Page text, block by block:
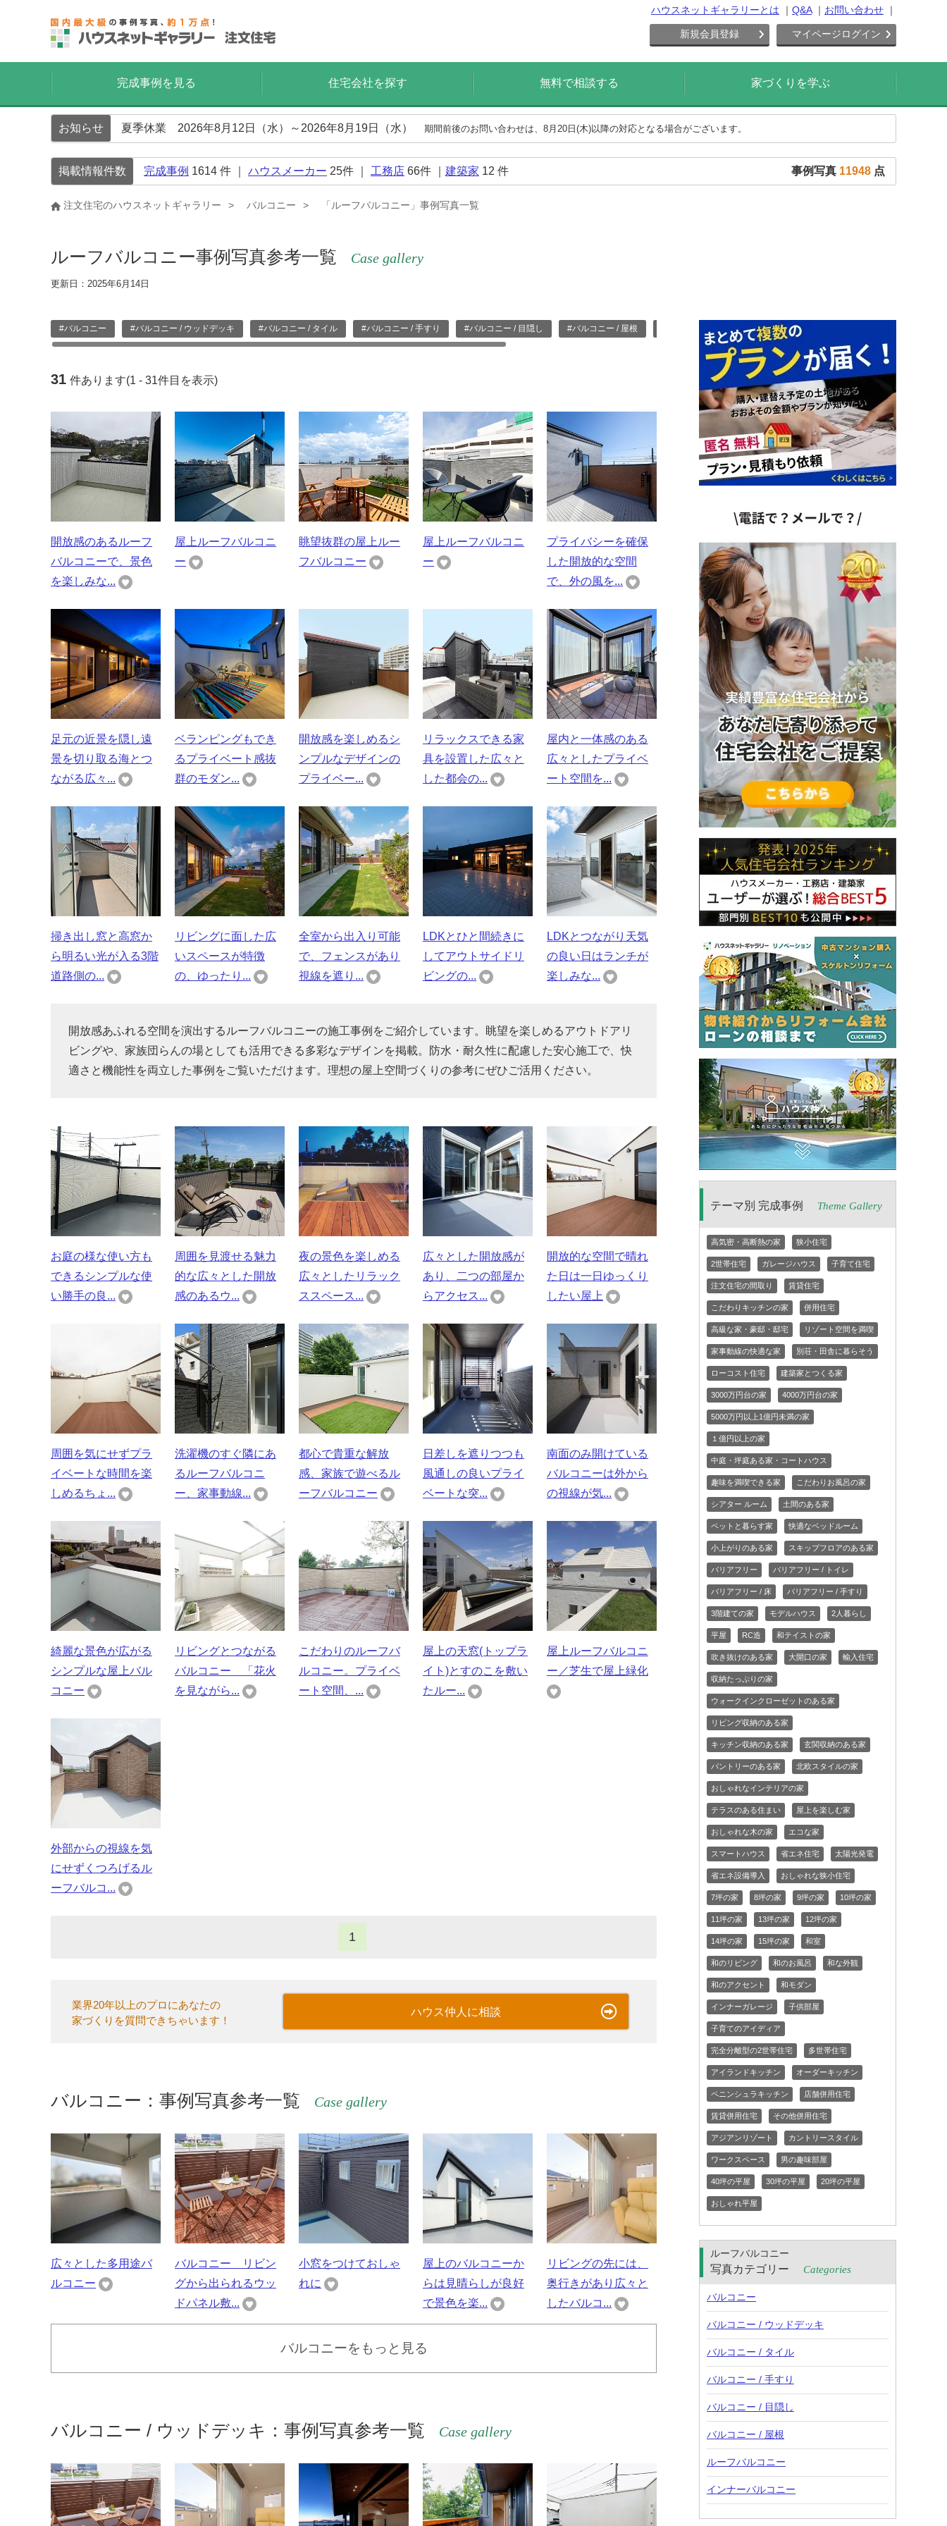
ハウスネットギャラリーとは Q&A お問い合わせ
新規会員登録 マイページログイン
完成事例を見る 住宅会社を探す 無料で相談する 家づくりを学ぶ
お知らせ 夏季休業 2026年8月12日（水）～2026年8月19日（水） 期間前後のお問い合わせは、8月20日(木)以降の対応となる場合がございます。
掲載情報件数 完成事例 1614 件 ｜ ハウスメーカー 25件 ｜ 工務店 66件 ｜ 建築家 12 件 事例写真 11948 点
注文住宅のハウスネットギャラリー バルコニー 「ルーフバルコニー」事例写真一覧
ルーフバルコニー事例写真参考一覧 Case gallery
更新日：2025年6月14日
#バルコニー #バルコニー / ウッドデッキ #バルコニー / タイル #バルコニー / 手すり #バルコニー / 目隠し #バルコニー / 屋根 #ルーフバルコニー #インナーバルコニー
31 件あります(1 - 31件目を表示)
開放感のあるルーフ
バルコニーで、景色
を楽しみな...
屋上ルーフバルコニ
ー
眺望抜群の屋上ルー
フバルコニー
屋上ルーフバルコニ
ー
プライバシーを確保
した開放的な空間
で、外の風を...
足元の近景を隠し遠
景を切り取る海とつ
ながる広々...
ベランピングもでき
るプライベート感抜
群のモダン...
開放感を楽しめるシ
ンプルなデザインの
プライベー...
リラックスできる家
具を設置した広々と
した都会の...
屋内と一体感のある
広々としたプライベ
ート空間を...
掃き出し窓と高窓か
ら明るい光が入る3階
道路側の...
リビングに面した広
いスペースが特徴
の、ゆったり...
全室から出入り可能
で、フェンスがあり
視線を遮り...
LDKとひと間続きに
してアウトサイドリ
ビングの...
LDKとつながり天気
の良い日はランチが
楽しみな...
開放感あふれる空間を演出するルーフバルコニーの施工事例をご紹介しています。眺望を楽しめるアウトドアリ
ビングや、家族団らんの場としても活用できる多彩なデザインを掲載。防水・耐久性に配慮した安心施工で、快
適さと機能性を両立した事例をご覧いただけます。理想の屋上空間づくりの参考にぜひご活用ください。
お庭の様な使い方も
できるシンプルな使
い勝手の良...
周囲を見渡せる魅力
的な広々とした開放
感のあるウ...
夜の景色を楽しめる
広々としたリラック
ススペース...
広々とした開放感が
あり、二つの部屋か
らアクセス...
開放的な空間で晴れ
た日は一日ゆっくり
したい屋上
周囲を気にせずプラ
イベートな時間を楽
しめるちょ...
洗濯機のすぐ隣にあ
るルーフバルコニ
ー、家事動線...
都心で貴重な解放
感、家族で遊べるル
ーフバルコニー
日差しを遮りつつも
風通しの良いプライ
ベートな突...
南面のみ開けている
バルコニーは外から
の視線が気...
綺麗な景色が広がる
シンプルな屋上バル
コニー
リビングとつながる
バルコニー 「花火
を見ながら...
こだわりのルーフバ
ルコニー。プライベ
ート空間、...
屋上の天窓(トップラ
イト)とすのこを敷い
たルー...
屋上ルーフバルコニ
ー／芝生で屋上緑化
外部からの視線を気
にせずくつろげるル
ーフバルコ...
1
業界20年以上のプロにあなたの
家づくりを質問できちゃいます！
ハウス仲人に相談
バルコニー：事例写真参考一覧 Case gallery
広々とした多用途バ
ルコニー
バルコニー リビン
グから出られるウッ
ドパネル敷...
小窓をつけておしゃ
れに
屋上のバルコニーか
らは見晴らしが良好
で景色を楽...
リビングの先には、
奥行きがあり広々と
したバルコ...
バルコニーをもっと見る
バルコニー / ウッドデッキ：事例写真参考一覧 Case gallery
テーマ別 完成事例 Theme Gallery
高気密・高断熱の家 狭小住宅
2世帯住宅 ガレージハウス 子育て住宅
注文住宅の間取り 賃貸住宅
こだわりキッチンの家 併用住宅
高級な家・豪邸・邸宅 リゾート空間を満喫
家事動線の快適な家 別荘・田舎に暮らそう
ローコスト住宅 建築家とつくる家
3000万円台の家 4000万円台の家
5000万円以上1億円未満の家
１億円以上の家
中庭・坪庭ある家・コートハウス
趣味を満喫できる家 こだわりお風呂の家
シアター ルーム 土間のある家
ペットと暮らす家 快適なベッドルーム
小上がりのある家 スキップフロアのある家
バリアフリー バリアフリー / トイレ
バリアフリー / 床 バリアフリー / 手すり
3階建ての家 モデルハウス 2人暮らし
平屋 RC造 和テイストの家
吹き抜けのある家 大開口の家 輸入住宅
収納たっぷりの家
ウォークインクローゼットのある家
リビング収納のある家
キッチン収納のある家 玄関収納のある家
パントリーのある家 北欧スタイルの家
おしゃれなインテリアの家
テラスのある住まい 屋上を楽しむ家
おしゃれな木の家 エコな家
スマートハウス 省エネ住宅 太陽光発電
省エネ設備導入 おしゃれな狭小住宅
7坪の家 8坪の家 9坪の家 10坪の家
11坪の家 13坪の家 12坪の家
14坪の家 15坪の家 和室
和のリビング 和のお風呂 和な外観
和のアクセント 和モダン
インナーガレージ 子供部屋
子育てのアイディア
完全分離型の2世帯住宅 多世帯住宅
アイランドキッチン オーダーキッチン
ペニンシュラキッチン 店舗併用住宅
賃貸併用住宅 その他併用住宅
アジアンリゾート カントリースタイル
ワークスペース 男の趣味部屋
40坪の平屋 30坪の平屋 20坪の平屋
おしゃれ平屋
ルーフバルコニー
写真カテゴリー Categories
バルコニー
バルコニー / ウッドデッキ
バルコニー / タイル
バルコニー / 手すり
バルコニー / 目隠し
バルコニー / 屋根
ルーフバルコニー
インナーバルコニー